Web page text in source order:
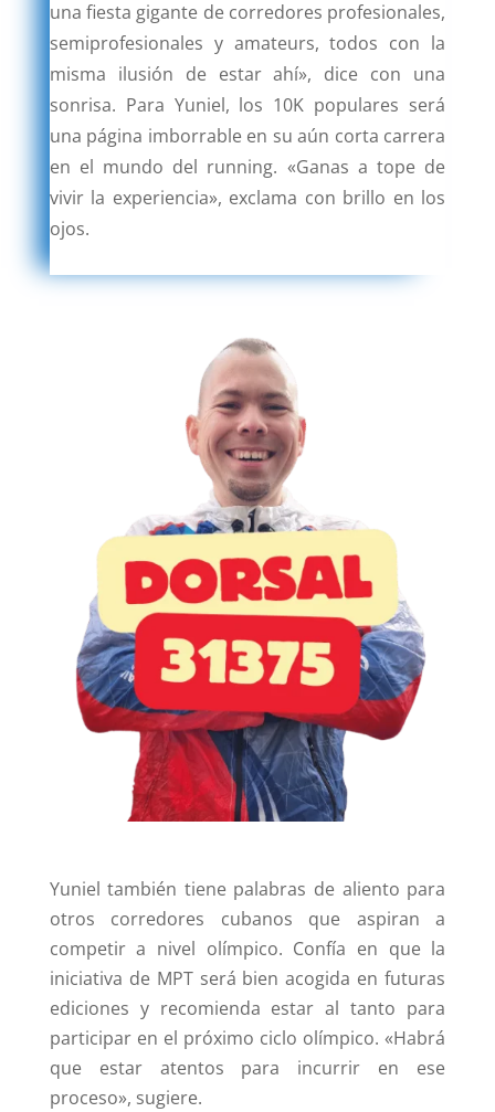
una fiesta gigante de corredores profesionales,
semiprofesionales y amateurs, todos con la
misma ilusión de estar ahí», dice con una
sonrisa. Para Yuniel, los 10K populares será
una página imborrable en su aún corta carrera
en el mundo del running. «Ganas a tope de
vivir la experiencia», exclama con brillo en los
ojos.
Yuniel también tiene palabras de aliento para
otros corredores cubanos que aspiran a
competir a nivel olímpico. Confía en que la
iniciativa de MPT será bien acogida en futuras
ediciones y recomienda estar al tanto para
participar en el próximo ciclo olímpico. «Habrá
que estar atentos para incurrir en ese
proceso», sugiere.